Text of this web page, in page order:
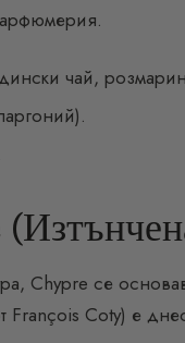
чай,
Chypre се
François Coty) е